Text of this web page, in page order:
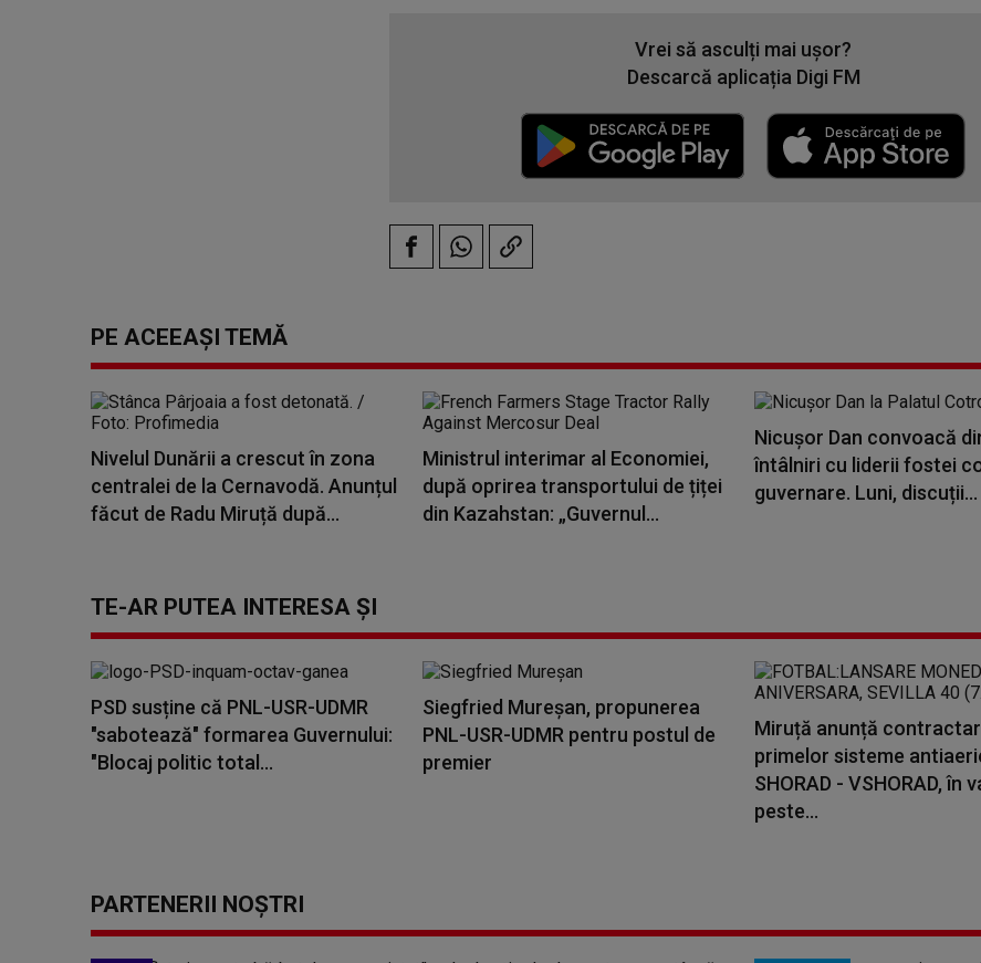
Vrei să asculți mai ușor?
Descarcă aplicația Digi FM
PE ACEEAȘI TEMĂ
Nivelul Dunării a crescut în zona
centralei de la Cernavodă. Anunțul
făcut de Radu Miruță după...
Ministrul interimar al Economiei,
după oprirea transportului de țiței
din Kazahstan: „Guvernul...
Nicușor Dan convoacă
întâlniri cu liderii fostei
guvernare. Luni, discuții...
TE-AR PUTEA INTERESA ȘI
PSD susține că PNL-USR-UDMR
"sabotează" formarea Guvernului:
"Blocaj politic total...
Siegfried Mureșan, propunerea
PNL-USR-UDMR pentru postul de
premier
Miruță anunță
primelor sisteme
SHORAD - VSHORAD, în
peste...
PARTENERII NOȘTRI